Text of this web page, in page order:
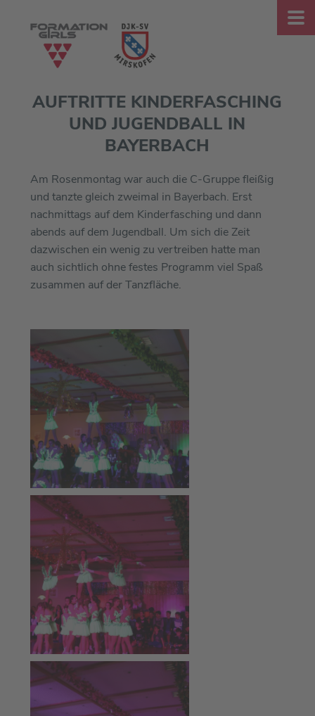
AUFTRITTE KINDERFASCHING
UND JUGENDBALL IN
BAYERBACH
Am Rosenmontag war auch die C-Gruppe fleißig
und tanzte gleich zweimal in Bayerbach. Erst
nachmittags auf dem Kinderfasching und dann
abends auf dem Jugendball. Um sich die Zeit
dazwischen ein wenig zu vertreiben hatte man
auch sichtlich ohne festes Programm viel Spaß
zusammen auf der Tanzfläche.